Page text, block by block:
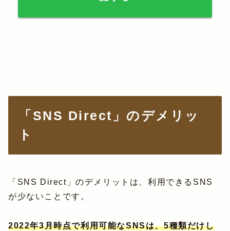
「SNS Direct」のデメリッ
ト
「SNS Direct」のデメリットは、利用できるSNS
が少ないことです。
2022年3月時点で利用可能なSNSは、5種類だけし